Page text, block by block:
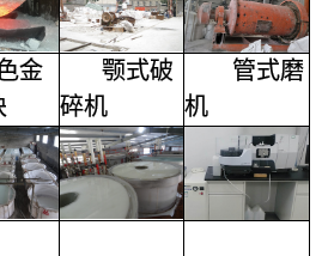
金
颚式破
碎机
管式磨
机